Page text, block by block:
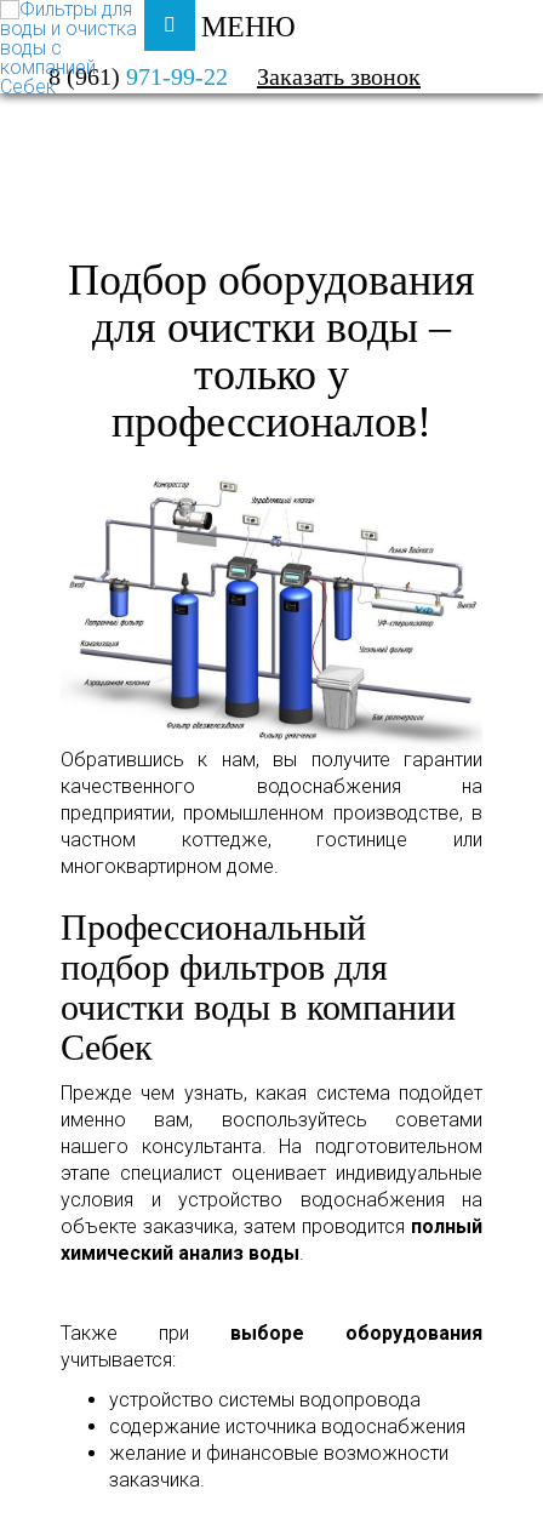
МЕНЮ
8 (961) 971-99-22 Заказать звонок
ФИЛЬТРЫ ДЛЯ ВОДЫ И ОЧИСТКА ВОДЫ
УСЛУГИ
Подбор оборудования
для очистки воды –
только у
профессионалов!
Обратившись к нам, вы получите гарантии
качественного водоснабжения на
предприятии, промышленном производстве, в
частном коттедже, гостинице или
многоквартирном доме.
Профессиональный
подбор фильтров для
очистки воды в компании
Себек
Прежде чем узнать, какая система подойдет
именно вам, воспользуйтесь советами
нашего консультанта. На подготовительном
этапе специалист оценивает индивидуальные
условия и устройство водоснабжения на
объекте заказчика, затем проводится полный
химический анализ воды
Также при выборе оборудования
учитывается:
устройство системы водопровода
содержание источника водоснабжения
желание и финансовые возможности
заказчика.